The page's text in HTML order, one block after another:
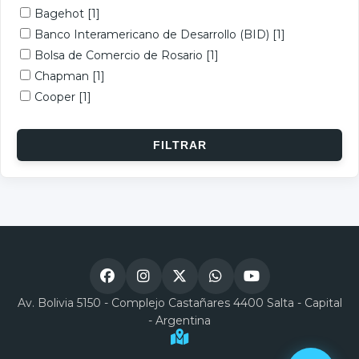
Bagehot [1]
Banco Interamericano de Desarrollo (BID) [1]
Bolsa de Comercio de Rosario [1]
Chapman [1]
Cooper [1]
Av. Bolivia 5150 - Complejo Castañares 4400 Salta - Capital
- Argentina